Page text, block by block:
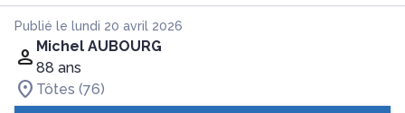
Publié le lundi 20 avril 2026
Michel AUBOURG
88 ans
Tôtes (76)